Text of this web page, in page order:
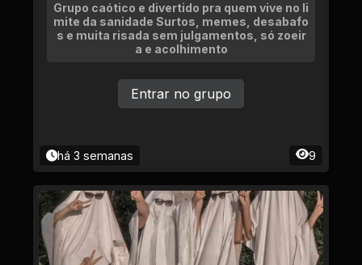
Grupo caótico e divertido pra quem vive no li
mite da sanidade Surtos, memes, desabafo
s e muita risada sem julgamentos, só zoeir
a e acolhimento
há 3 semanas 9
Entrar no grupo